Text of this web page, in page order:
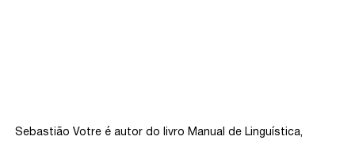
Sebastião Votre é autor do livro Manual de Linguística,